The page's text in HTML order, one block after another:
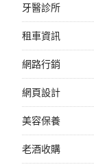
牙醫診所
租車資訊
網路行銷
網頁設計
美容保養
老酒收購